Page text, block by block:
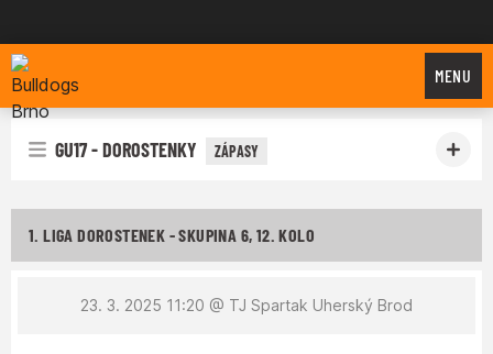
Bulldogs Brno
MENU
GU17 - DOROSTENKY ZÁPASY
1. LIGA DOROSTENEK - SKUPINA 6, 12. KOLO
23. 3. 2025 11:20 @ TJ Spartak Uherský Brod